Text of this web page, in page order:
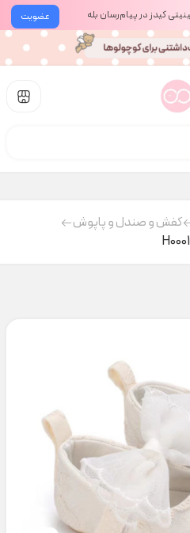
عضویت کیدز در پیام‌رسان بله
کفش و صندل و پاپوش